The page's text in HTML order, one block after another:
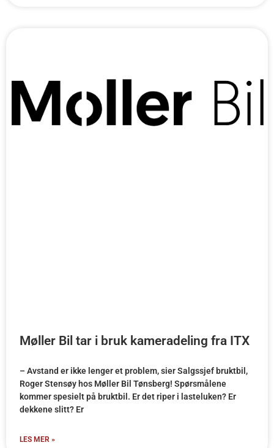
Møller Bil tar i bruk kameradeling fra ITX
– Avstand er ikke lenger et problem, sier Salgssjef bruktbil,
Roger Stensøy hos Møller Bil Tønsberg! Spørsmålene
kommer spesielt på bruktbil. Er det riper i lasteluken? Er
dekkene slitt? Er
LES MER »